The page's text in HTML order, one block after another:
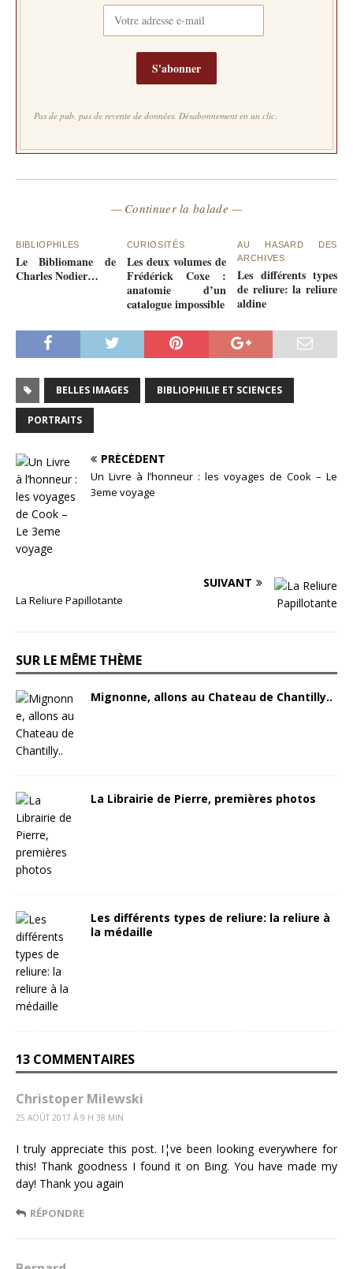
S'abonner
Pas de pub, pas de revente de données. Désabonnement en un clic.
— Continuer la balade —
BIBLIOPHILES
Le Bibliomane de
Charles Nodier…
CURIOSITÉS
Les deux volumes de
Frédérick Coxe :
anatomie d’un
catalogue impossible
AU HASARD DES
ARCHIVES
Les différents types
de reliure: la reliure
aldine
BELLES IMAGES BIBLIOPHILIE ET SCIENCES
PORTRAITS
PRÉCÉDENT
Un Livre à l’honneur : les voyages de Cook – Le
3eme voyage
SUIVANT
La Reliure Papillotante
SUR LE MÊME THÈME
Mignonne, allons au Chateau de Chantilly..
La Librairie de Pierre, premières photos
Les différents types de reliure: la reliure à
la médaille
13 COMMENTAIRES
Christoper Milewski
25 AOÛT 2017 Á 9 H 38 MIN
I truly appreciate this post. I¦ve been looking everywhere for
this! Thank goodness I found it on Bing. You have made my
day! Thank you again
RÉPONDRE